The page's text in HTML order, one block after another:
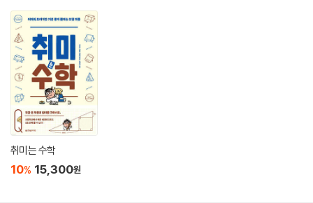
취미는 수학
10% 15,300원